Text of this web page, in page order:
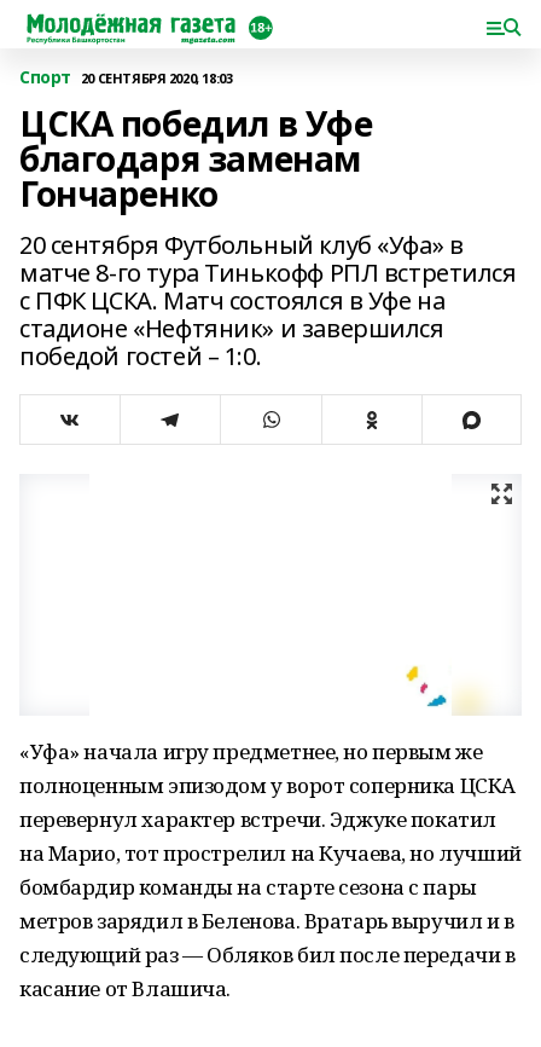
Спорт 20 СЕНТЯБРЯ 2020, 18:03
ЦСКА победил в Уфе
благодаря заменам
Гончаренко
20 сентября Футбольный клуб «Уфа» в
матче 8-го тура Тинькофф РПЛ встретился
с ПФК ЦСКА. Матч состоялся в Уфе на
стадионе «Нефтяник» и завершился
победой гостей – 1:0.
«Уфа» начала игру предметнее, но первым же
полноценным эпизодом у ворот соперника ЦСКА
перевернул характер встречи. Эджуке покатил
на Марио, тот прострелил на Кучаева, но лучший
бомбардир команды на старте сезона с пары
метров зарядил в Беленова. Вратарь выручил и в
следующий раз — Обляков бил после передачи в
касание от Влашича.